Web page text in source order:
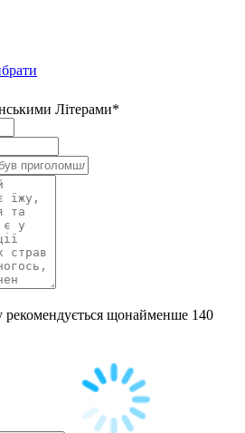
Літерами*
рекомендується щонайменше 140